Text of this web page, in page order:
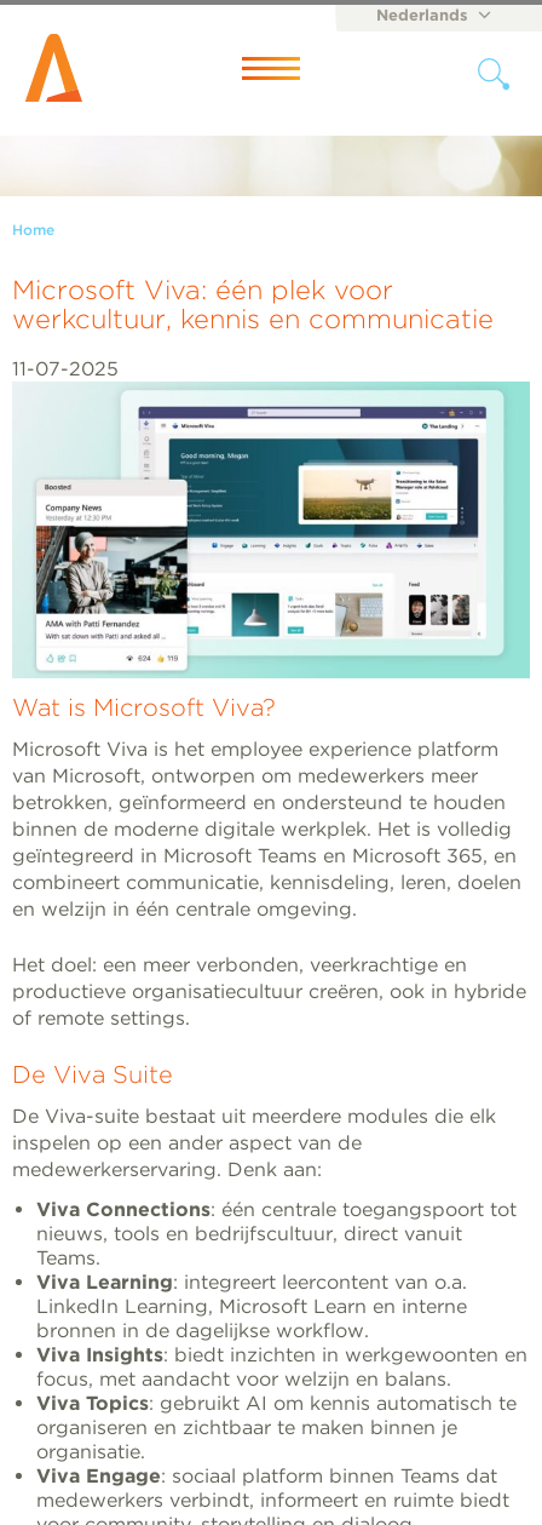
Nederlands
Menu
Home
Microsoft Viva: één plek voor
werkcultuur, kennis en communicatie
11-07-2025
Wat is Microsoft Viva?
Microsoft Viva is het employee experience platform
van Microsoft, ontworpen om medewerkers meer
betrokken, geïnformeerd en ondersteund te houden
binnen de moderne digitale werkplek. Het is volledig
geïntegreerd in Microsoft Teams en Microsoft 365, en
combineert communicatie, kennisdeling, leren, doelen
en welzijn in één centrale omgeving.
Het doel: een meer verbonden, veerkrachtige en
productieve organisatiecultuur creëren, ook in hybride
of remote settings.
De Viva Suite
De Viva-suite bestaat uit meerdere modules die elk
inspelen op een ander aspect van de
medewerkerservaring. Denk aan:
Viva Connections: één centrale toegangspoort tot
nieuws, tools en bedrijfscultuur, direct vanuit
Teams.
Viva Learning: integreert leercontent van o.a.
LinkedIn Learning, Microsoft Learn en interne
bronnen in de dagelijkse workflow.
Viva Insights: biedt inzichten in werkgewoonten en
focus, met aandacht voor welzijn en balans.
Viva Topics: gebruikt AI om kennis automatisch te
organiseren en zichtbaar te maken binnen je
organisatie.
Viva Engage: sociaal platform binnen Teams dat
medewerkers verbindt, informeert en ruimte biedt